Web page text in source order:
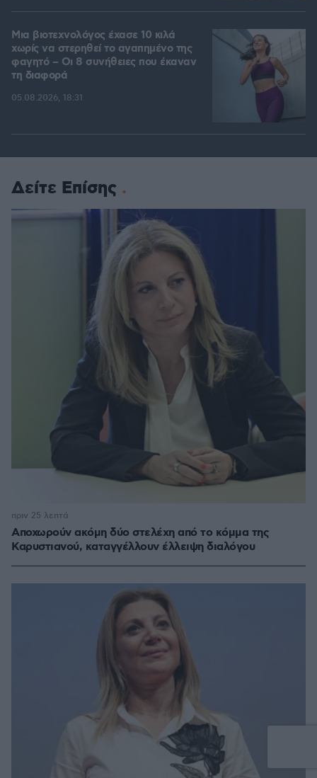
Μια βιοτεχνολόγος έχασε 10 κιλά
χωρίς να στερηθεί το αγαπημένο της
φαγητό – Οι 8 συνήθειες που έκαναν
τη διαφορά
05.08.2026, 18:31
Δείτε Επίσης
Αποχωρούν ακόμη δύο στελέχη από το κόμμα της
Καρυστιανού, καταγγέλλουν έλλειψη διαλόγου
πριν 25 λεπτά